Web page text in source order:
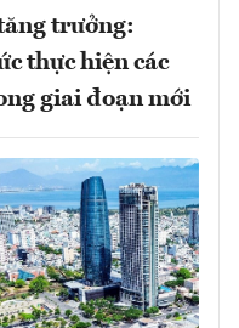
trưởng:
thực hiện các
giai đoạn mới